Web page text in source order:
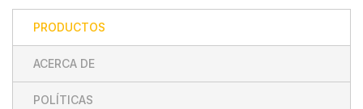
PRODUCTOS
ACERCA DE
POLÍTICAS